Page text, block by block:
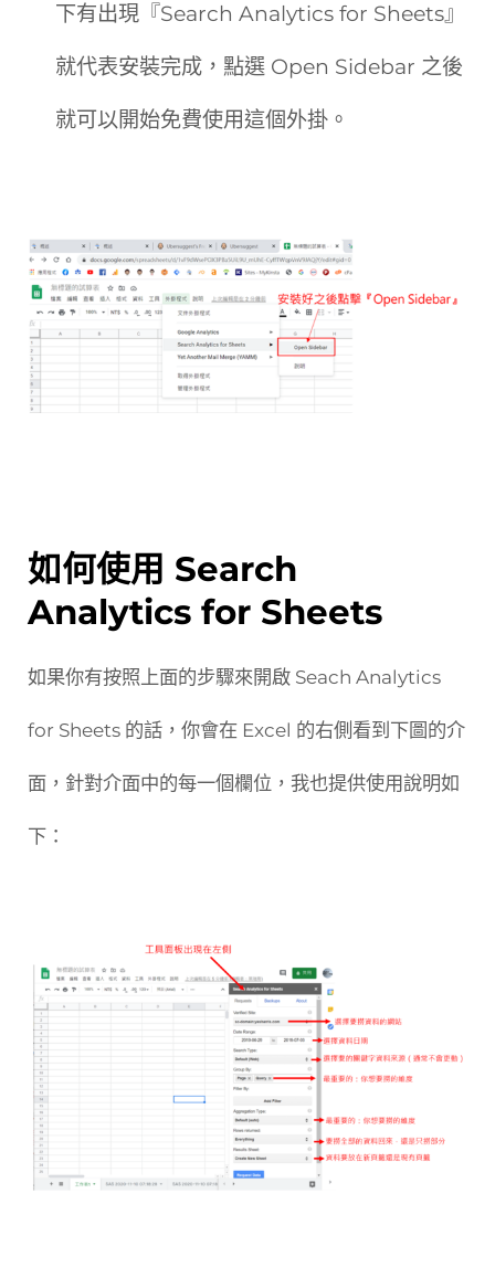
下有出現『Search Analytics for Sheets』
就代表安裝完成，點選 Open Sidebar 之後
就可以開始免費使用這個外掛。
如何使用 Search
Analytics for Sheets
如果你有按照上面的步驟來開啟 Seach Analytics
for Sheets 的話，你會在 Excel 的右側看到下圖的介
面，針對介面中的每一個欄位，我也提供使用說明如
下：